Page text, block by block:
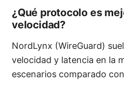
¿Qué protocolo es
velocidad?
NordLynx (WireGuard)
velocidad y latencia en la
escenarios comparado